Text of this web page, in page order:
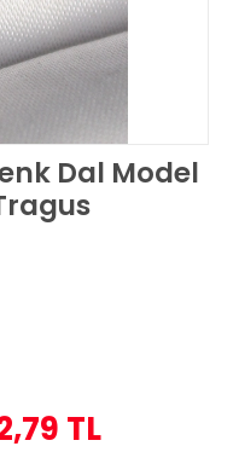
Dal Model
TL